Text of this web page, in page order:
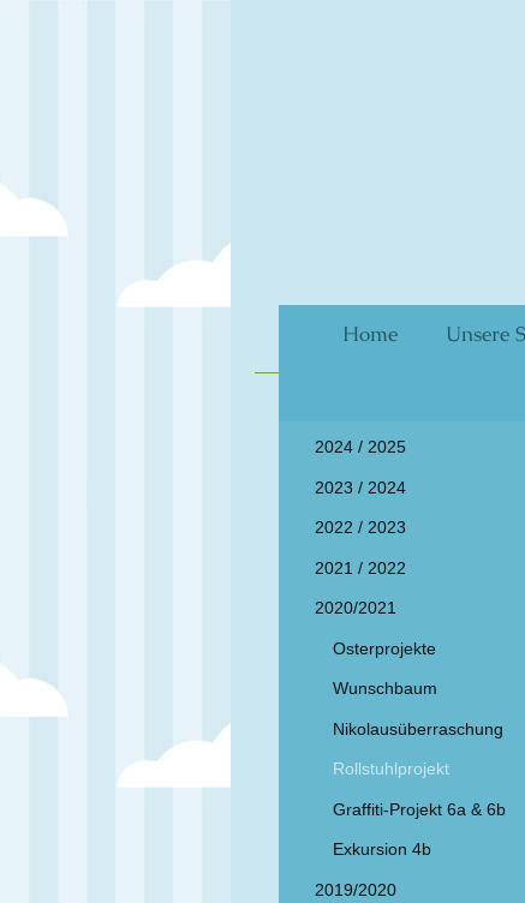
Home Unsere
2024 / 2025
2023 / 2024
2022 / 2023
2021 / 2022
2020/2021
Osterprojekte
Wunschbaum
Nikolausüberraschung
Rollstuhlprojekt
Graffiti-Projekt 6a & 6b
Exkursion 4b
2019/2020